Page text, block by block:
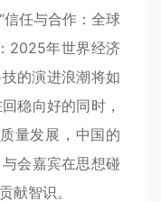
任与合作：全球
2025年世界经济
的演进浪潮将如
稳向好的同时，
量发展，中国的
会嘉宾在思想碰
献智识。